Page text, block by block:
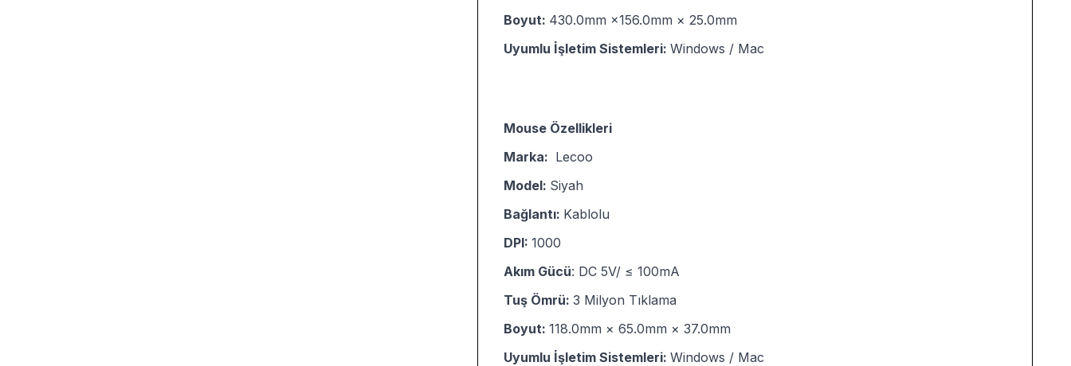
Boyut: 430.0mm ×156.0mm × 25.0mm
Uyumlu İşletim Sistemleri: Windows / Mac
Mouse Özellikleri
Marka: Lecoo
Model: Siyah
Bağlantı: Kablolu
DPI: 1000
Akım Gücü: DC 5V/ ≤ 100mA
Tuş Ömrü: 3 Milyon Tıklama
Boyut: 118.0mm × 65.0mm × 37.0mm
Uyumlu İşletim Sistemleri: Windows / Mac